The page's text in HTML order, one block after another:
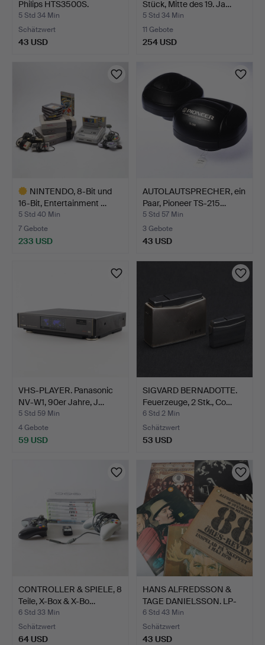
Philips HTS3500S.
5 Std 34 Min
Schätzwert
43 USD
Stück, Mitte des 19. Ja…
5 Std 34 Min
11 Gebote
254 USD
NINTENDO, 8-Bit und
16-Bit, Entertainment …
5 Std 40 Min
7 Gebote
233 USD
AUTOLAUTSPRECHER, ein
Paar, Pioneer TS-215…
5 Std 57 Min
3 Gebote
43 USD
VHS-PLAYER. Panasonic
NV-W1, 90er Jahre, J…
5 Std 59 Min
4 Gebote
59 USD
SIGVARD BERNADOTTE.
Feuerzeuge, 2 Stk., Co…
6 Std 2 Min
Schätzwert
53 USD
CONTROLLER & SPIELE, 8
Teile, X-Box & X-Bo…
6 Std 33 Min
Schätzwert
64 USD
HANS ALFREDSSON &
TAGE DANIELSSON. LP-
Scha…
6 Std 43 Min
Schätzwert
43 USD